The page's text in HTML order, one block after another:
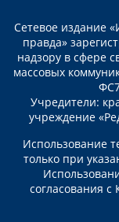
Сетевое издание
правда»
надзору в сфере
массовых
Учредители:
учреждение
Использование
только при
согласования с